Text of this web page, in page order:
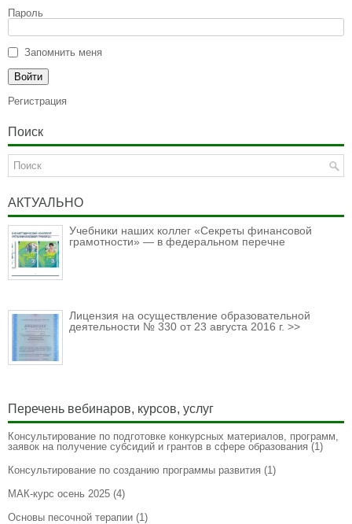
Пароль
Запомнить меня
Регистрация
Поиск
АКТУАЛЬНО
Учебники наших коллег «Секреты финансовой
грамотности» — в федеральном перечне
Лицензия на осуществление образовательной
деятельности № 330 от 23 августа 2016 г. >>
Перечень вебинаров, курсов, услуг
Консультирование по подготовке конкурсных материалов, программ,
заявок на получение субсидий и грантов в сфере образования (1)
Консультирование по созданию программы развития (1)
МАК-курс осень 2025 (4)
Основы песочной терапии (1)